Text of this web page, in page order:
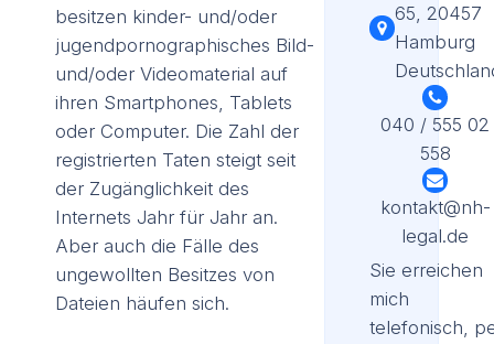
besitzen kinder- und/oder
jugendpornographisches Bild-
und/oder Videomaterial auf
ihren Smartphones, Tablets
oder Computer. Die Zahl der
registrierten Taten steigt seit
der Zugänglichkeit des
Internets Jahr für Jahr an.
Aber auch die Fälle des
ungewollten Besitzes von
Dateien häufen sich.
65, 20457
Hamburg
040 / 555 02
558
kontakt@nh-
legal.de
Sie erreichen
mich
telefonisch,